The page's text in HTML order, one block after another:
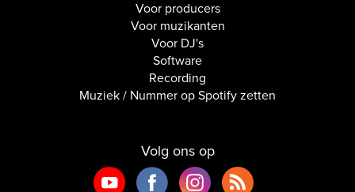
Voor producers
Voor muzikanten
Voor DJ's
Software
Recording
Muziek / Nummer op Spotify zetten
Volg ons op